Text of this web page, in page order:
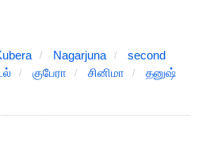
Nagarjuna
second
குபேரா சினிமா
தனுஷ்